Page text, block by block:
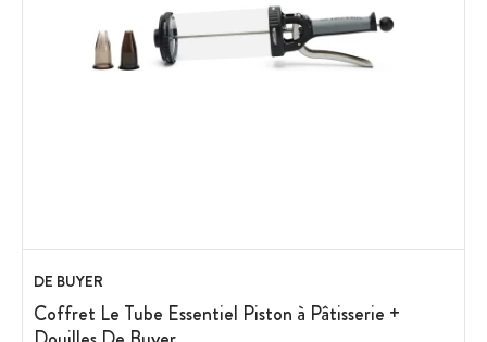
DE BUYER
Coffret Le Tube Essentiel Piston à Pâtisserie +